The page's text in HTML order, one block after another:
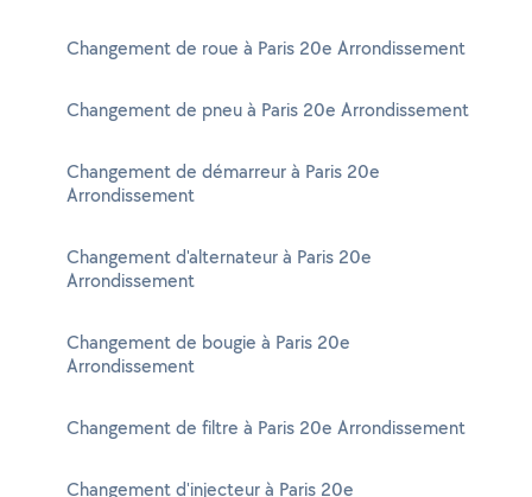
Changement de roue à Paris 20e Arrondissement
Changement de pneu à Paris 20e Arrondissement
Changement de démarreur à Paris 20e
Arrondissement
Changement d'alternateur à Paris 20e
Arrondissement
Changement de bougie à Paris 20e
Arrondissement
Changement de filtre à Paris 20e Arrondissement
Changement d'injecteur à Paris 20e